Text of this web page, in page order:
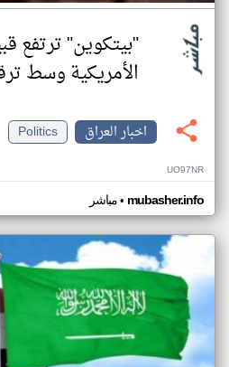
"بيتكوين" ترتفع
الأمريكية وسط
اخبار العراق
Politics
UO97NR
مباشر• mubasher.info